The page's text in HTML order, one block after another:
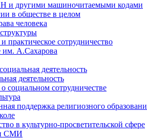
и другими машиночитаемыми кодами
в обществе в целом
человека
практическое сотрудничество
им. А.Сахарова
деятельность
деятельность
социальном сотрудничестве
поддержка религиозного
в культурно-просветительской сфере
СМИ